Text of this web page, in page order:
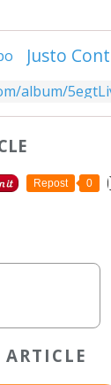
Justo
Repost 0